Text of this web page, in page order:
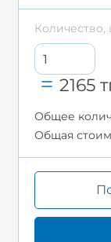
Количество,
2165
Общее
Общая